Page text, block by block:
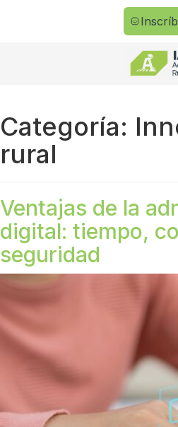
Categoría:
rural
Ventajas de la
digital: tiempo,
seguridad